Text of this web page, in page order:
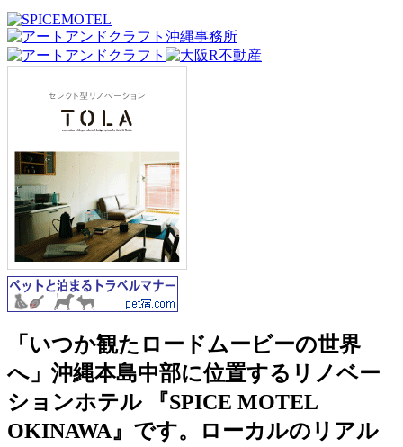
「いつか観たロードムービーの世界
へ」沖縄本島中部に位置するリノベー
ションホテル 『SPICE MOTEL
OKINAWA』です。ローカルのリアル